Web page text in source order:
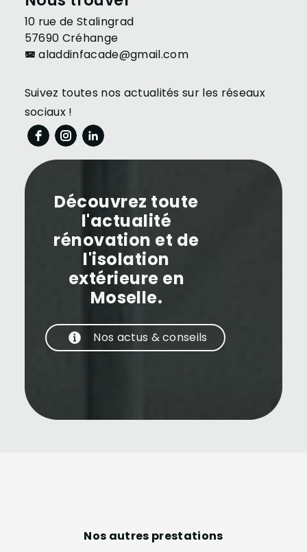
10 rue de Stalingrad
57690 Créhange
aladdinfacade@gmail.com
Suivez toutes nos actualités sur les réseaux
sociaux !
Découvrez toute
l'actualité
rénovation et de
l'isolation
extérieure en
Moselle.
Nos actus & conseils
Nos autres prestations